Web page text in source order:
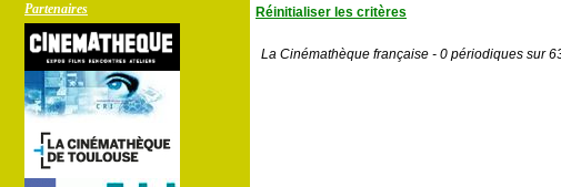
Partenaires
Réinitialiser les critères
La Cinémathèque française - 0 périodiques sur